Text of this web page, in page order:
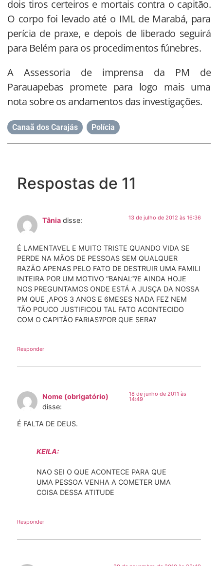
dois tiros certeiros e mortais contra o capitão.
O corpo foi levado até o IML de Marabá, para
perícia de praxe, e depois de liberado seguirá
para Belém para os procedimentos fúnebres.
A Assessoria de imprensa da PM de
Parauapebas promete para logo mais uma
nota sobre os andamentos das investigações.
Canaã dos Carajás Polícia
Respostas de 11
Tânia disse: 13 de julho de 2012 às 16:36
É LAMENTAVEL E MUITO TRISTE QUANDO VIDA SE
PERDE NA MÃOS DE PESSOAS SEM QUALQUER
RAZÃO APENAS PELO FATO DE DESTRUIR UMA FAMILI
INTEIRA POR UM MOTIVO “BANAL”?E AINDA HOJE
NOS PREGUNTAMOS ONDE ESTÁ A JUSÇA DA NOSSA
PM QUE ,APOS 3 ANOS E 6MESES NADA FEZ NEM
TÃO POUCO JUSTIFICOU TAL FATO ACONTECIDO
COM O CAPITÃO FARIAS?POR QUE SERA?
Responder
Nome (obrigatório)
disse:
18 de junho de 2011 às
14:49
É FALTA DE DEUS.
KEILA:
NAO SEI O QUE ACONTECE PARA QUE
UMA PESSOA VENHA A COMETER UMA
COISA DESSA ATITUDE
Responder